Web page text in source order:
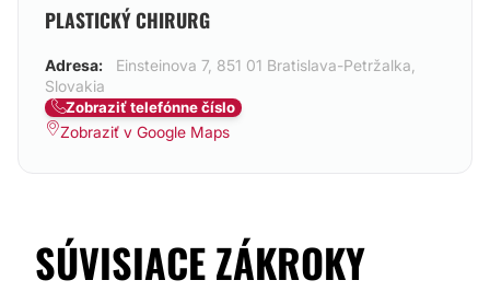
PLASTICKÝ CHIRURG
Adresa:
Einsteinova 7, 851 01 Bratislava-Petržalka,
Slovakia
Zobraziť telefónne číslo
Zobraziť v Google Maps
SÚVISIACE ZÁKROKY